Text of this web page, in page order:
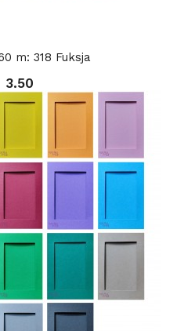
m: 318 Fuksja
3.50